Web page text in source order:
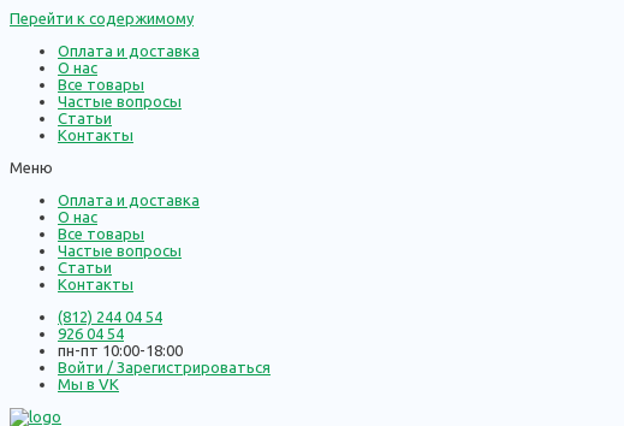
Перейти к содержимому
Оплата и доставка
О нас
Все товары
Частые вопросы
Статьи
Контакты
Меню
Оплата и доставка
О нас
Все товары
Частые вопросы
Статьи
Контакты
(812) 244 04 54
926 04 54
пн-пт 10:00-18:00
Войти / Зарегистрироваться
Мы в VK